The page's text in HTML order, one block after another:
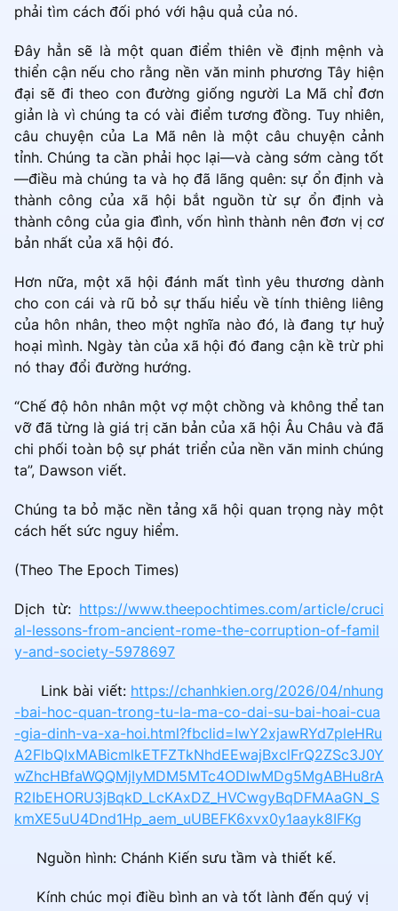
phải tìm cách đối phó với hậu quả của nó.
Đây hẳn sẽ là một quan điểm thiên về định mệnh và
thiển cận nếu cho rằng nền văn minh phương Tây hiện
đại sẽ đi theo con đường giống người La Mã chỉ đơn
giản là vì chúng ta có vài điểm tương đồng. Tuy nhiên,
câu chuyện của La Mã nên là một câu chuyện cảnh
tỉnh. Chúng ta cần phải học lại—và càng sớm càng tốt
—điều mà chúng ta và họ đã lãng quên: sự ổn định và
thành công của xã hội bắt nguồn từ sự ổn định và
thành công của gia đình, vốn hình thành nên đơn vị cơ
bản nhất của xã hội đó.
Hơn nữa, một xã hội đánh mất tình yêu thương dành
cho con cái và rũ bỏ sự thấu hiểu về tính thiêng liêng
của hôn nhân, theo một nghĩa nào đó, là đang tự huỷ
hoại mình. Ngày tàn của xã hội đó đang cận kề trừ phi
nó thay đổi đường hướng.
“Chế độ hôn nhân một vợ một chồng và không thể tan
vỡ đã từng là giá trị căn bản của xã hội Âu Châu và đã
chi phối toàn bộ sự phát triển của nền văn minh chúng
ta”, Dawson viết.
Chúng ta bỏ mặc nền tảng xã hội quan trọng này một
cách hết sức nguy hiểm.
(Theo The Epoch Times)
Dịch từ: https://www.theepochtimes.com/article/cruci
al-lessons-from-ancient-rome-the-corruption-of-famil
y-and-society-5978697
Link bài viết: https://chanhkien.org/2026/04/nhung
-bai-hoc-quan-trong-tu-la-ma-co-dai-su-bai-hoai-cua
-gia-dinh-va-xa-hoi.html?fbclid=IwY2xjawRYd7pleHRu
A2FlbQIxMABicmlkETFZTkNhdEEwajBxclFrQ2ZSc3J0Y
wZhcHBfaWQQMjIyMDM5MTc4ODIwMDg5MgABHu8rA
R2IbEHORU3jBqkD_LcKAxDZ_HVCwgyBqDFMAaGN_S
kmXE5uU4Dnd1Hp_aem_uUBEFK6xvx0y1aayk8IFKg
Nguồn hình: Chánh Kiến sưu tầm và thiết kế.
Kính chúc mọi điều bình an và tốt lành đến quý vị